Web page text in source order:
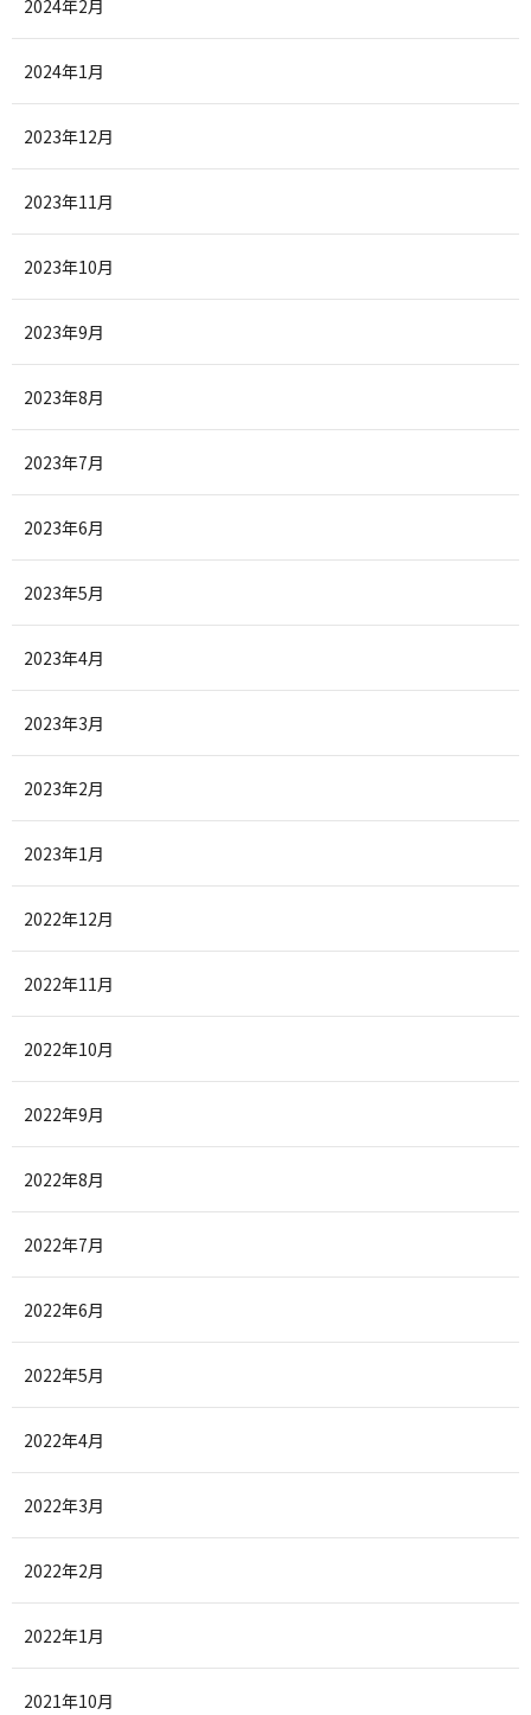
2024年2月
2024年1月
2023年12月
2023年11月
2023年10月
2023年9月
2023年8月
2023年7月
2023年6月
2023年5月
2023年4月
2023年3月
2023年2月
2023年1月
2022年12月
2022年11月
2022年10月
2022年9月
2022年8月
2022年7月
2022年6月
2022年5月
2022年4月
2022年3月
2022年2月
2022年1月
2021年10月